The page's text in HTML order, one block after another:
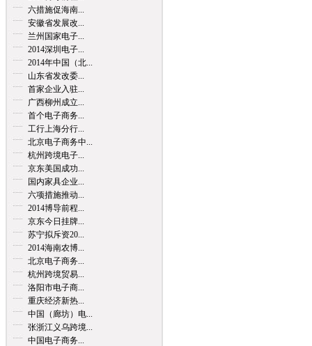
六措施促海南...
安徽省发展改...
兰州国家电子...
2014深圳电子...
2014年中国（北...
山东省发改委...
首家企业入驻...
广西柳州成立...
首个电子商务...
工行上海分行...
北京电子商务中...
杭州跨境电子...
京东美国成功...
国内家具企业...
六项措施推动...
2014博导前程...
京东今日挂牌...
苏宁拟斥资20...
2014海南农博...
北京电子商务...
杭州跨境贸易...
洛阳市电子商...
重庆经济新热...
中国（廊坊）电...
张浙江义乌跨境...
中国电子商务...